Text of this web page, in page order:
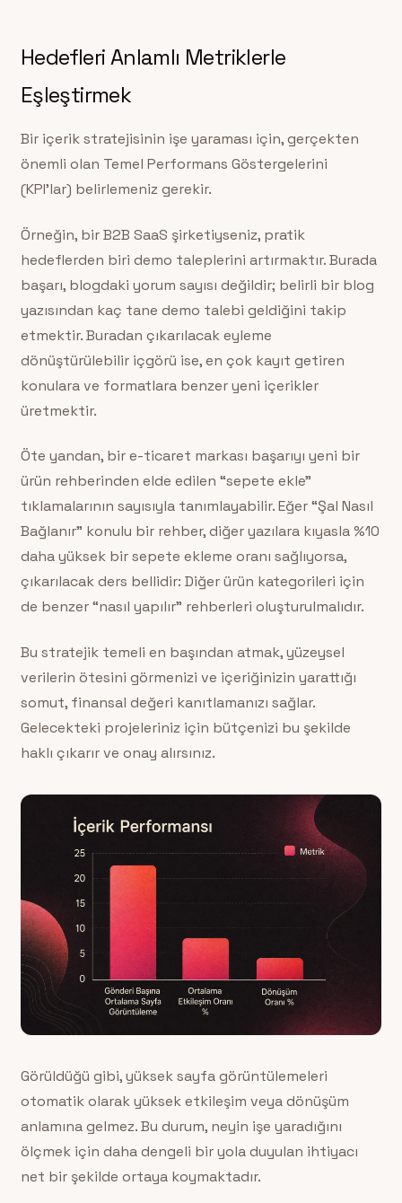
Hedefleri Anlamlı Metriklerle
Eşleştirmek
Bir içerik stratejisinin işe yaraması için, gerçekten
önemli olan Temel Performans Göstergelerini
(KPI’lar) belirlemeniz gerekir.
Örneğin, bir B2B SaaS şirketiyseniz, pratik
hedeflerden biri demo taleplerini artırmaktır. Burada
başarı, blogdaki yorum sayısı değildir; belirli bir blog
yazısından kaç tane demo talebi geldiğini takip
etmektir. Buradan çıkarılacak eyleme
dönüştürülebilir içgörü ise, en çok kayıt getiren
konulara ve formatlara benzer yeni içerikler
üretmektir.
Öte yandan, bir e-ticaret markası başarıyı yeni bir
ürün rehberinden elde edilen “sepete ekle”
tıklamalarının sayısıyla tanımlayabilir. Eğer “Şal Nasıl
Bağlanır” konulu bir rehber, diğer yazılara kıyasla %10
daha yüksek bir sepete ekleme oranı sağlıyorsa,
çıkarılacak ders bellidir: Diğer ürün kategorileri için
de benzer “nasıl yapılır” rehberleri oluşturulmalıdır.
Bu stratejik temeli en başından atmak, yüzeysel
verilerin ötesini görmenizi ve içeriğinizin yarattığı
somut, finansal değeri kanıtlamanızı sağlar.
Gelecekteki projeleriniz için bütçenizi bu şekilde
haklı çıkarır ve onay alırsınız.
Görüldüğü gibi, yüksek sayfa görüntülemeleri
otomatik olarak yüksek etkileşim veya dönüşüm
anlamına gelmez. Bu durum, neyin işe yaradığını
ölçmek için daha dengeli bir yola duyulan ihtiyacı
net bir şekilde ortaya koymaktadır.